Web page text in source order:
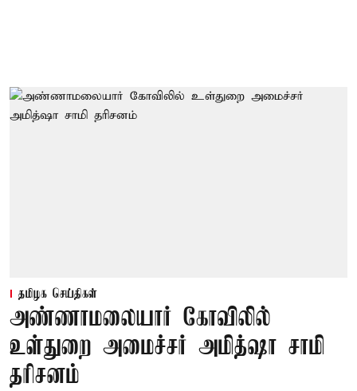
தமிழக செய்திகள்
அண்ணாமலையார் கோவிலில்
உள்துறை அமைச்சர் அமித்ஷா சாமி
தரிசனம்